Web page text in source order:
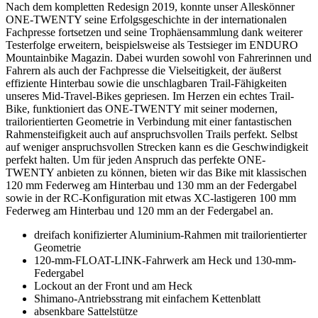
Nach dem kompletten Redesign 2019, konnte unser Alleskönner
ONE-TWENTY seine Erfolgsgeschichte in der internationalen
Fachpresse fortsetzen und seine Trophäensammlung dank weiterer
Testerfolge erweitern, beispielsweise als Testsieger im ENDURO
Mountainbike Magazin. Dabei wurden sowohl von Fahrerinnen und
Fahrern als auch der Fachpresse die Vielseitigkeit, der äußerst
effiziente Hinterbau sowie die unschlagbaren Trail-Fähigkeiten
unseres Mid-Travel-Bikes gepriesen. Im Herzen ein echtes Trail-
Bike, funktioniert das ONE-TWENTY mit seiner modernen,
trailorientierten Geometrie in Verbindung mit einer fantastischen
Rahmensteifigkeit auch auf anspruchsvollen Trails perfekt. Selbst
auf weniger anspruchsvollen Strecken kann es die Geschwindigkeit
perfekt halten. Um für jeden Anspruch das perfekte ONE-
TWENTY anbieten zu können, bieten wir das Bike mit klassischen
120 mm Federweg am Hinterbau und 130 mm an der Federgabel
sowie in der RC-Konfiguration mit etwas XC-lastigeren 100 mm
Federweg am Hinterbau und 120 mm an der Federgabel an.
dreifach konifizierter Aluminium-Rahmen mit trailorientierter
Geometrie
120-mm-FLOAT-LINK-Fahrwerk am Heck und 130-mm-
Federgabel
Lockout an der Front und am Heck
Shimano-Antriebsstrang mit einfachem Kettenblatt
absenkbare Sattelstütze